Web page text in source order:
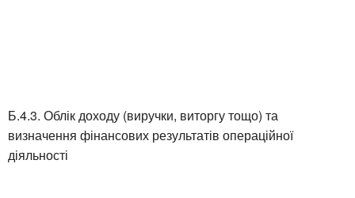
Б.4.3. Облік доходу (виручки, виторгу тощо) та
визначення фінансових результатів операційної
діяльності